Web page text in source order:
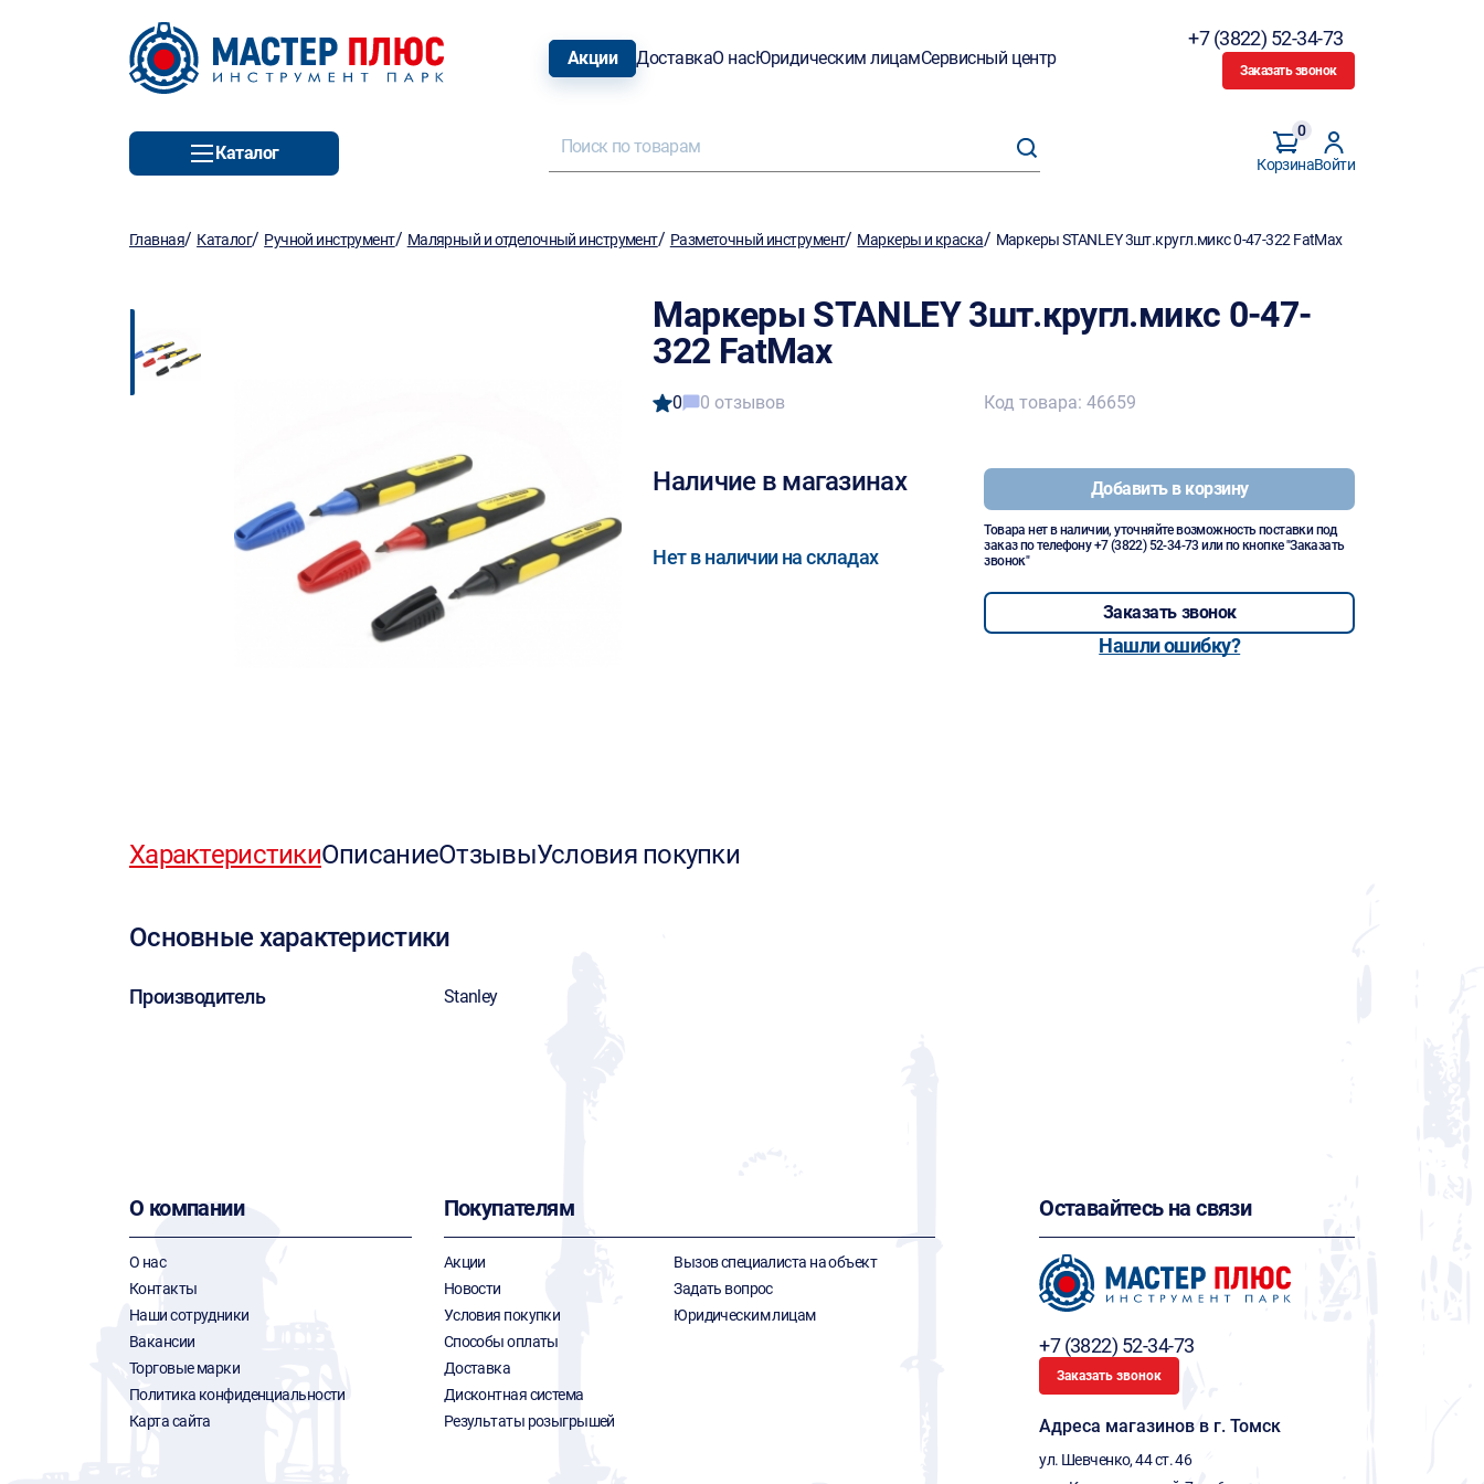
Акции ДоставкаО насЮридическим лицамСервисный центр
+7 (3822) 52-34-73
Заказать звонок
Каталог
Корзина
0
Войти
Главная/ Каталог/ Ручной инструмент/ Малярный и отделочный инструмент/ Разметочный инструмент/ Маркеры и краска/ Маркеры STANLEY 3шт.кругл.микс 0-47-322 FatMax
Маркеры STANLEY 3шт.кругл.микс 0-47-
322 FatMax
0 0 отзывов
Наличие в магазинах
Нет в наличии на складах
Код товара: 46659
Добавить в корзину
Товара нет в наличии, уточняйте возможность поставки под
заказ по телефону+7 (3822) 52-34-73 или по кнопке "Заказать
звонок"
Заказать звонок
Нашли ошибку?
ХарактеристикиОписаниеОтзывыУсловия покупки
Основные характеристики
Производитель Stanley
О компании
О нас
Контакты
Наши сотрудники
Вакансии
Торговые марки
Политика конфиденциальности
Карта сайта
Покупателям
Акции
Новости
Условия покупки
Способы оплаты
Доставка
Дисконтная система
Результаты розыгрышей
Вызов специалиста на объект
Задать вопрос
Юридическим лицам
Оставайтесь на связи
+7 (3822) 52-34-73
Заказать звонок
Адреса магазинов в г. Томск
ул. Шевченко, 44 ст. 46